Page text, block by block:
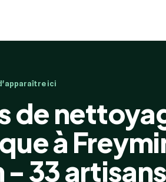
ici
de
à
33